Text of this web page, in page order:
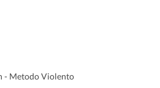
- Metodo Violento